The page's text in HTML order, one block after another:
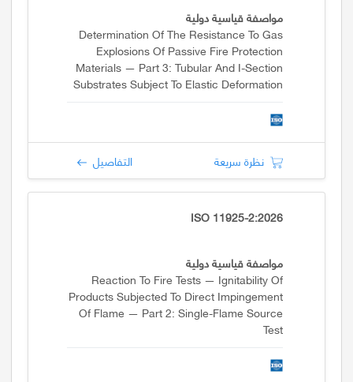
مواصفة قياسية دولية
Determination Of The Resistance To Gas
Explosions Of Passive Fire Protection
Materials — Part 3: Tubular And I-Section
Substrates Subject To Elastic Deformation
نظرة سريعة التفاصيل
ISO 11925-2:2026
مواصفة قياسية دولية
Reaction To Fire Tests — Ignitability Of
Products Subjected To Direct Impingement
Of Flame — Part 2: Single-Flame Source
Test